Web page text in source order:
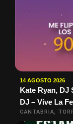
14 AGOSTO 2026
Kate Ryan, DJ
DJ – Vive La
CANTABRIA,